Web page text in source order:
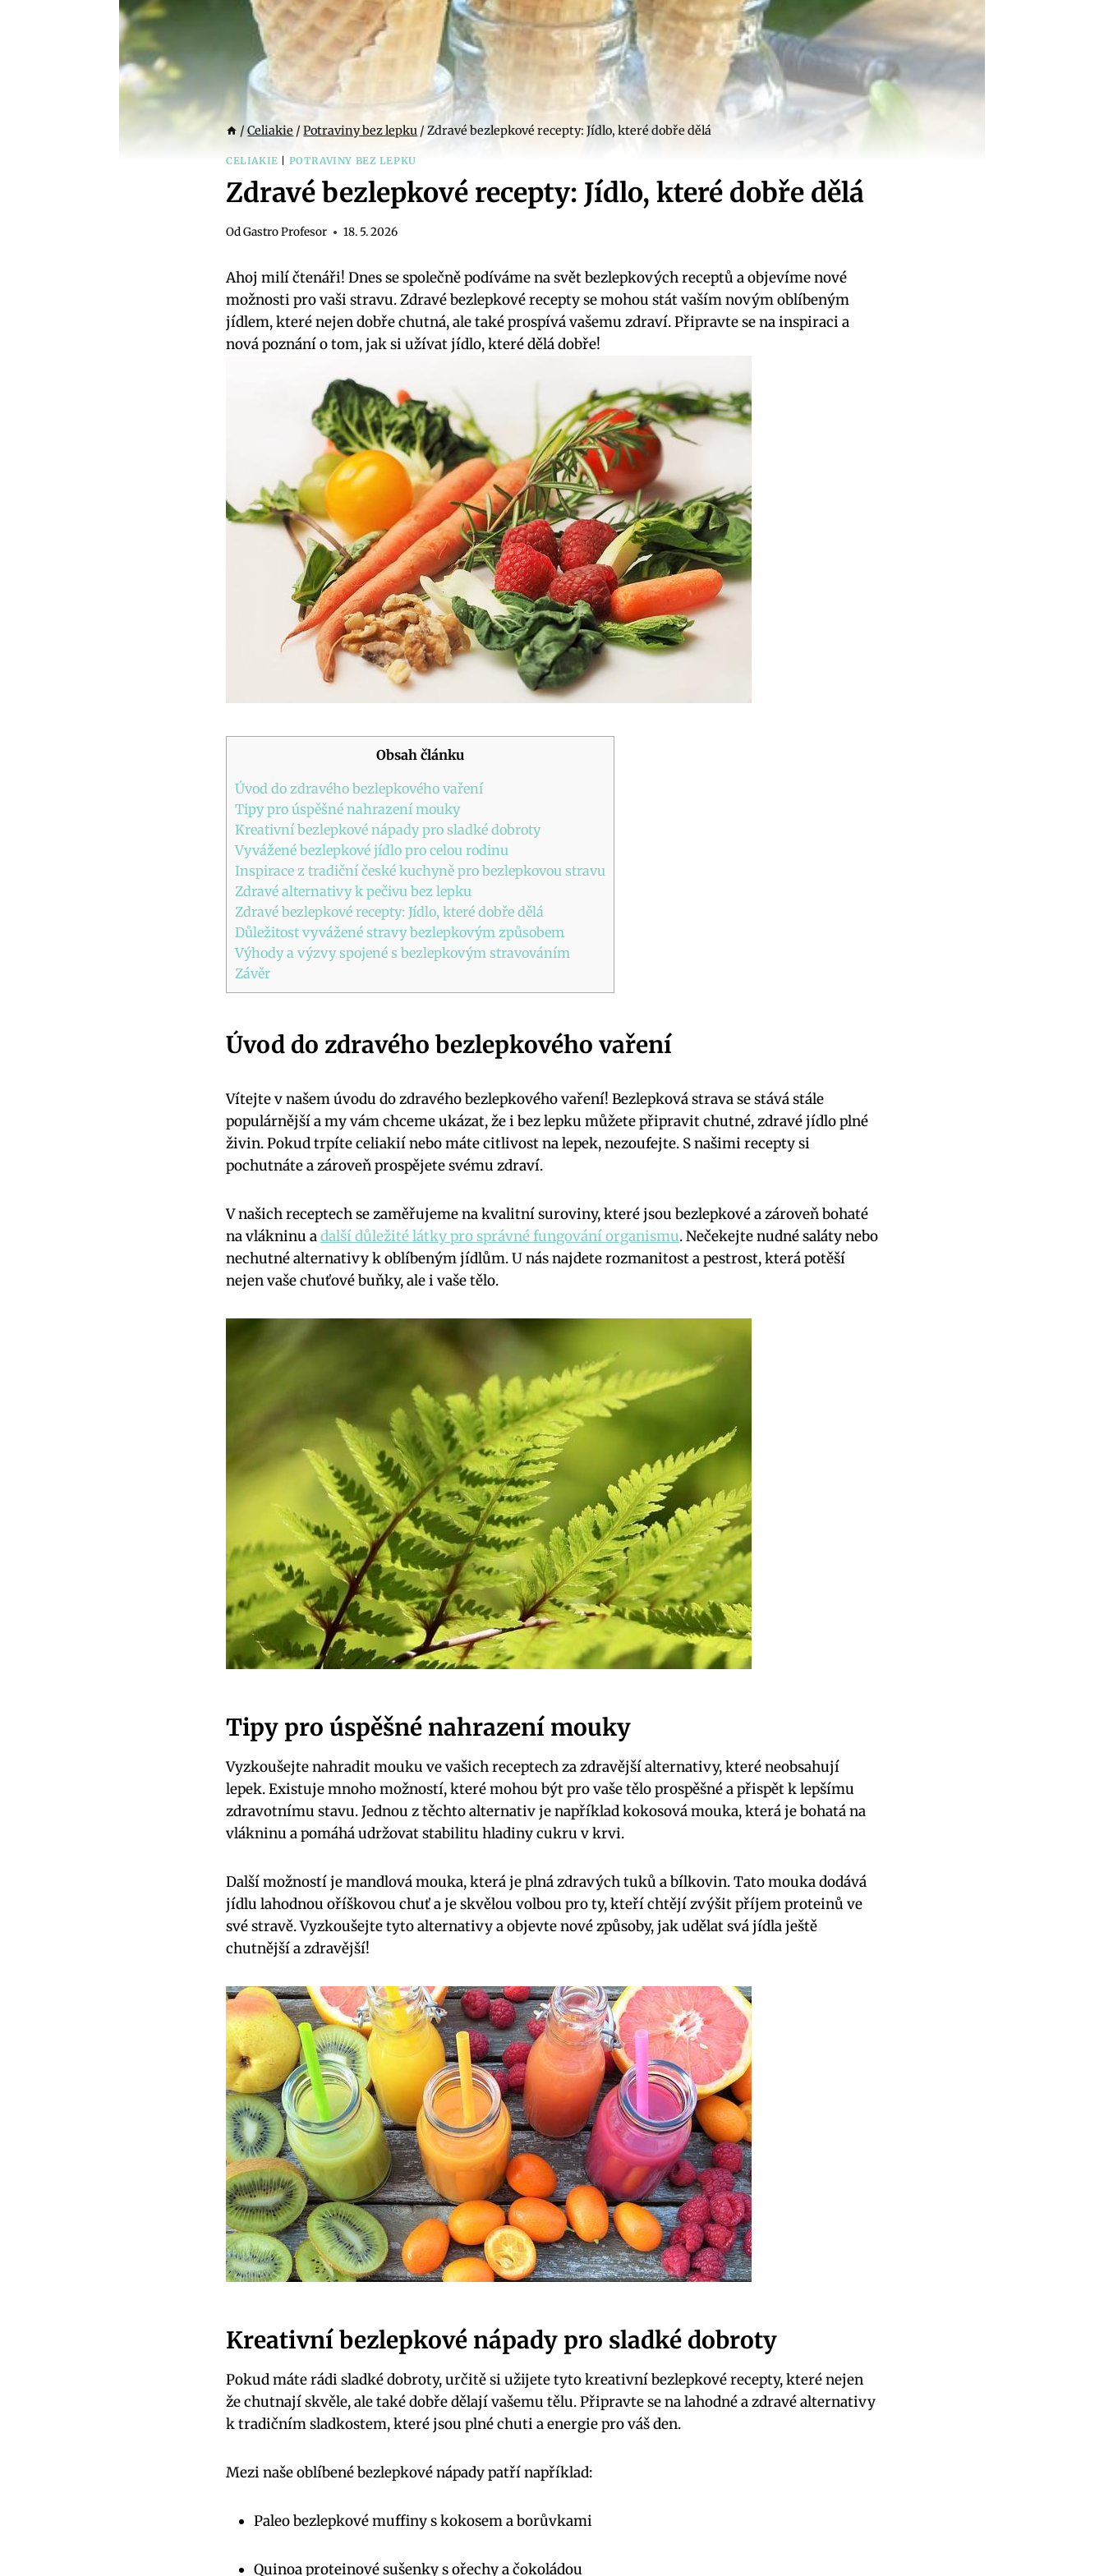
/ Celiakie / Potraviny bez lepku / Zdravé bezlepkové recepty: Jídlo, které dobře dělá
CELIAKIE | POTRAVINY BEZ LEPKU
Zdravé bezlepkové recepty: Jídlo, které dobře dělá
OdGastro Profesor 18. 5. 2026
Ahoj milí čtenáři! Dnes se společně podíváme na svět bezlepkových receptů a objevíme nové
možnosti pro vaši stravu. Zdravé bezlepkové recepty se mohou stát vaším novým oblíbeným
jídlem, které nejen dobře chutná, ale také prospívá vašemu zdraví. Připravte se na inspiraci a
nová poznání o tom, jak si užívat jídlo, které dělá dobře!
Obsah článku
Úvod do zdravého bezlepkového vaření
Tipy pro úspěšné nahrazení mouky
Kreativní bezlepkové nápady pro sladké dobroty
Vyvážené bezlepkové jídlo pro celou rodinu
Inspirace z tradiční české kuchyně pro bezlepkovou stravu
Zdravé alternativy k pečivu bez lepku
Zdravé bezlepkové recepty: Jídlo, které dobře dělá
Důležitost vyvážené stravy bezlepkovým způsobem
Výhody a výzvy spojené s bezlepkovým stravováním
Závěr
Úvod do zdravého bezlepkového vaření
Vítejte v našem úvodu do zdravého bezlepkového vaření! Bezlepková strava se stává stále
populárnější a my vám chceme ukázat, že i bez lepku můžete připravit chutné, zdravé jídlo plné
živin. Pokud trpíte celiakií nebo máte citlivost na lepek, nezoufejte. S našimi recepty si
pochutnáte a zároveň prospějete svému zdraví.
V našich receptech se zaměřujeme na kvalitní suroviny, které jsou bezlepkové a zároveň bohaté
na vlákninu adalší důležité látky pro správné fungování organismu. Nečekejte nudné saláty nebo
nechutné alternativy k oblíbeným jídlům. U nás najdete rozmanitost a pestrost, která potěší
nejen vaše chuťové buňky, ale i vaše tělo.
Tipy pro úspěšné nahrazení mouky
Vyzkoušejte nahradit mouku ve vašich receptech za zdravější alternativy, které neobsahují
lepek. Existuje mnoho možností, které mohou být pro vaše tělo prospěšné a přispět k lepšímu
zdravotnímu stavu. Jednou z těchto alternativ je například kokosová mouka, která je bohatá na
vlákninu a pomáhá udržovat stabilitu hladiny cukru v krvi.
Další možností je mandlová mouka, která je plná zdravých tuků a bílkovin. Tato mouka dodává
jídlu lahodnou oříškovou chuť a je skvělou volbou pro ty, kteří chtějí zvýšit příjem proteinů ve
své stravě. Vyzkoušejte tyto alternativy a objevte nové způsoby, jak udělat svá jídla ještě
chutnější a zdravější!
Kreativní bezlepkové nápady pro sladké dobroty
Pokud máte rádi sladké dobroty, určitě si užijete tyto kreativní bezlepkové recepty, které nejen
že chutnají skvěle, ale také dobře dělají vašemu tělu. Připravte se na lahodné a zdravé alternativy
k tradičním sladkostem, které jsou plné chuti a energie pro váš den.
Mezi naše oblíbené bezlepkové nápady patří například:
Paleo bezlepkové muffiny s kokosem a borůvkami
Quinoa proteinové sušenky s ořechy a čokoládou